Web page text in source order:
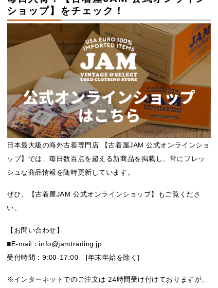
ショップ】をチェック！
日本最大級の海外古着専門店 【古着屋JAM 公式オンラインショ
ップ】では、毎日数百点を超える新商品を掲載し、常にフレッ
シュな商品情報を随時更新しています。
ぜひ、【古着屋JAM 公式オンラインショップ】もご覧くださ
い。
【お問い合わせ】
■E-mail：info@jamtrading.jp
受付時間：9:00-17:00 [年末年始を除く]
※インターネットでのご注文は 24時間受け付けておりますが、